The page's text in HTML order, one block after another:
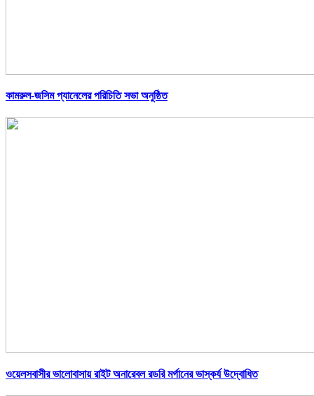
কামরুল-জসিম প্যানেলের পরিচিতি সভা অনুষ্ঠিত
ওয়েলসবাসীর ভালোবাসায় রাইট অনারেবল রডরি মর্গানের ভাস্কর্য উদ্বোধিত